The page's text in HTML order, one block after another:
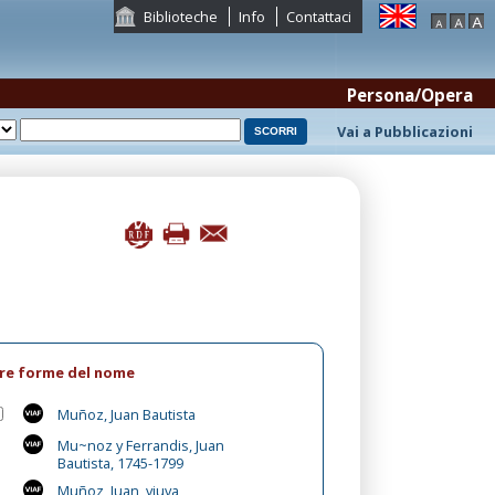
Biblioteche Info Contattaci
Persona/Opera
Vai a Pubblicazioni
forme del nome
Muñoz, Juan Bautista
Mu~noz y Ferrandis, Juan
Bautista, 1745-1799
Muñoz, Juan, viuva